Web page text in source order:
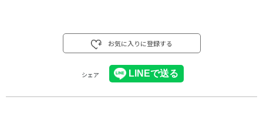
お気に入りに登録する
シェア